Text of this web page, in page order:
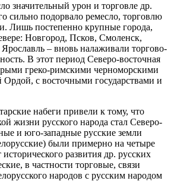
значительный урон и торговле др.
сильно подорвало ремесло, торговлю
Лишь постепенно крупные города,
Новгород, Псков, Смоленск,
– вновь налаживали торгово-
В этот период Северо-восточная
греко-римскими черноморскими
Ордой, с восточными государствами и
набеги привели к тому, что
жизни русского народа стал Северо-
и юго-западные русские земли
были примерно на четыре
развития др. русских
в частности торговые, связи
народов с русским народом